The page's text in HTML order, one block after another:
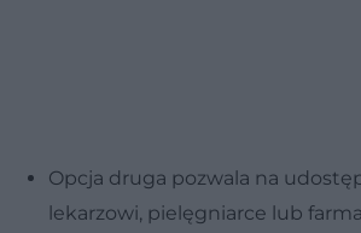
Opcja druga pozwala na
lekarzowi, pielęgniarce lub